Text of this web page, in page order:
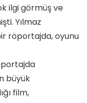
ilgi görmüş ve
Yılmaz
röportajda, oyunu
büyük
film,